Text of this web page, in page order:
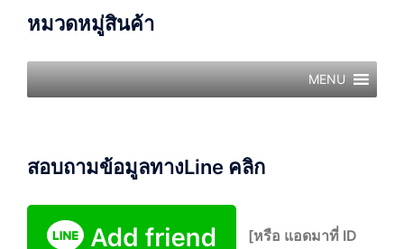
หมวดหมู่สินค้า
MENU
สอบถามข้อมูลทางLine คลิก
[หรือ แอดมาที่ ID